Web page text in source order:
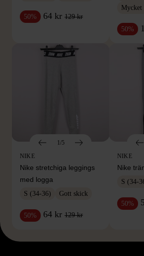
50% 64 kr 129 kr
50%
1/5
NIKE
Nike stretchiga leggings
med logga
S (34-36) Gott skick
50% 64 kr 129 kr
NIKE
Nike
S (34-
50%